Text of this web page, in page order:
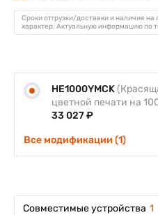
HE1000YMCK
цветной печати на
33 027 ₽
Все модификации (1)
Сроки отгрузки/доставки и наличие
характер. Актуальную
Совместимые устройства 1